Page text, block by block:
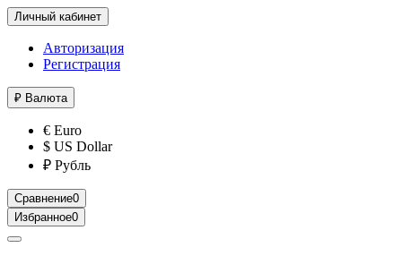
Личный кабинет
Авторизация
Регистрация
₽ Валюта
€ Euro
$ US Dollar
₽ Рубль
Сравнение0
Избранное0